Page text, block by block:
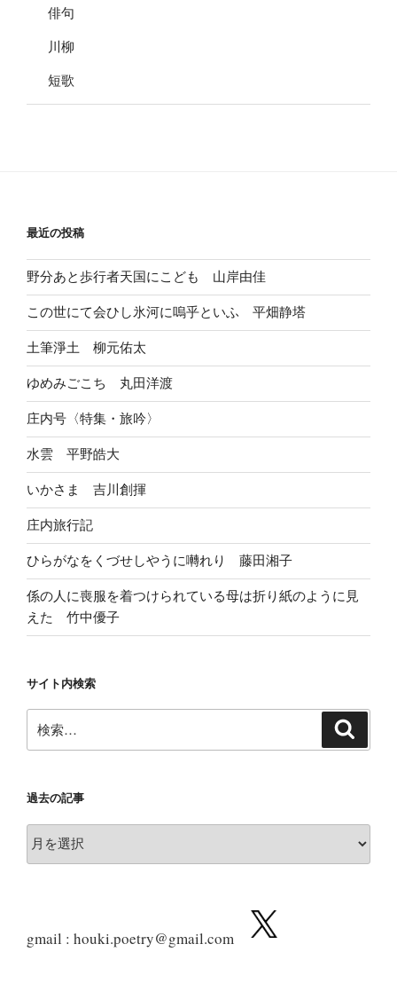
俳句
川柳
短歌
最近の投稿
野分あと歩行者天国にこども 山岸由佳
この世にて会ひし氷河に嗚乎といふ 平畑静塔
土筆淨土 柳元佑太
ゆめみごこち 丸田洋渡
庄内号〈特集・旅吟〉
水雲 平野皓大
いかさま 吉川創揮
庄内旅行記
ひらがなをくづせしやうに囀れり 藤田湘子
係の人に喪服を着つけられている母は折り紙のように見
えた 竹中優子
サイト内検索
索:
過去の記事
去
gmail : houki.poetry@gmail.com